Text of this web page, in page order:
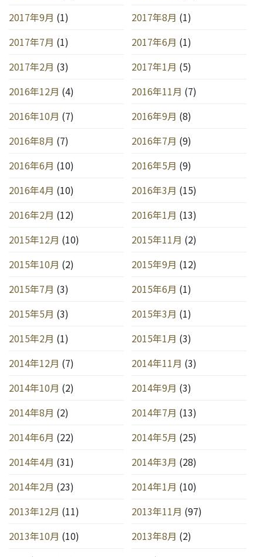
2017年9月 (1) 2017年8月 (1)
2017年7月 (1) 2017年6月 (1)
2017年2月 (3) 2017年1月 (5)
2016年12月 (4) 2016年11月 (7)
2016年10月 (7) 2016年9月 (8)
2016年8月 (7) 2016年7月 (9)
2016年6月 (10) 2016年5月 (9)
2016年4月 (10) 2016年3月 (15)
2016年2月 (12) 2016年1月 (13)
2015年12月 (10) 2015年11月 (2)
2015年10月 (2) 2015年9月 (12)
2015年7月 (3) 2015年6月 (1)
2015年5月 (3) 2015年3月 (1)
2015年2月 (1) 2015年1月 (3)
2014年12月 (7) 2014年11月 (3)
2014年10月 (2) 2014年9月 (3)
2014年8月 (2) 2014年7月 (13)
2014年6月 (22) 2014年5月 (25)
2014年4月 (31) 2014年3月 (28)
2014年2月 (23) 2014年1月 (10)
2013年12月 (11) 2013年11月 (97)
2013年10月 (10) 2013年8月 (2)